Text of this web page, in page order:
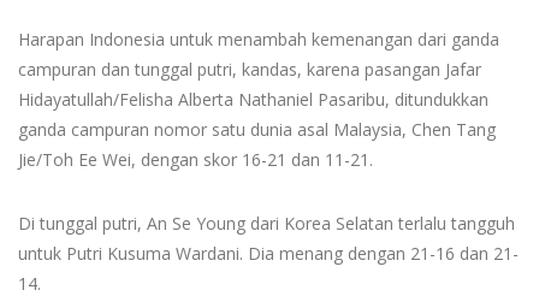
Harapan Indonesia untuk menambah kemenangan dari ganda
campuran dan tunggal putri, kandas, karena pasangan Jafar
Hidayatullah/Felisha Alberta Nathaniel Pasaribu, ditundukkan
ganda campuran nomor satu dunia asal Malaysia, Chen Tang
Jie/Toh Ee Wei, dengan skor 16-21 dan 11-21.
Di tunggal putri, An Se Young dari Korea Selatan terlalu tangguh
untuk Putri Kusuma Wardani. Dia menang dengan 21-16 dan 21-
14.